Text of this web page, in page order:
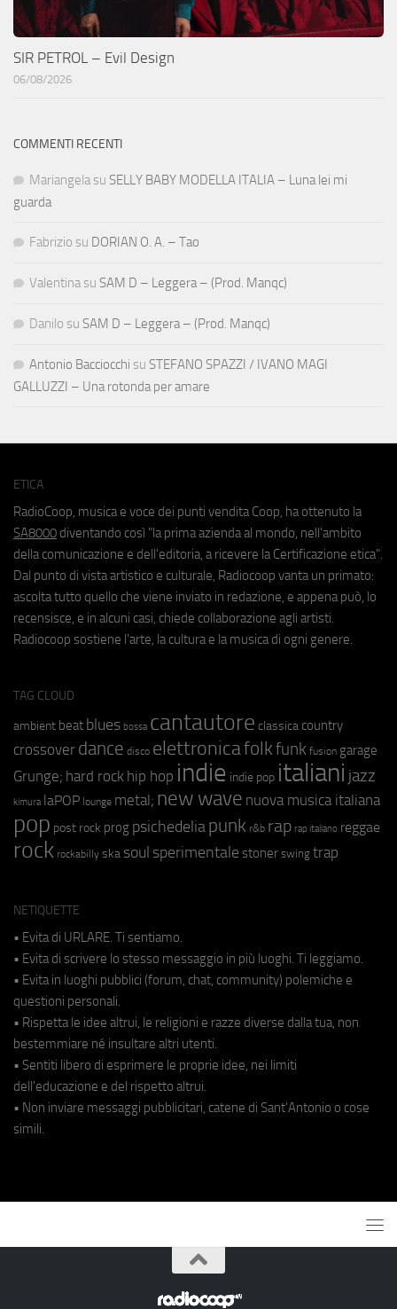
SIR PETROL – Evil Design
06/08/2026
COMMENTI RECENTI
Mariangela su SELLY BABY MODELLA ITALIA – Luna lei mi
guarda
Fabrizio su DORIAN O. A. – Tao
Valentina su SAM D – Leggera – (Prod. Manqc)
Danilo su SAM D – Leggera – (Prod. Manqc)
Antonio Bacciocchi su STEFANO SPAZZI / IVANO MAGI
GALLUZZI – Una rotonda per amare
ETICA
RadioCoop, musica e voce dei punti vendita Coop, ha ottenuto la
SA8000 diventando così "la prima azienda al mondo, nell'ambito
della comunicazione e dell'editoria, a ricevere la Certificazione etica".
Dal punto di vista artistico e culturale, Radiocoop vanta un primato:
ascolta tutto quello che viene inviato in redazione, e appena può, lo
recensisce, e in alcuni casi, chiede collaborazione agli artisti.
Radiocoop sostiene l'arte, la cultura e la musica di ogni genere.
TAG CLOUD
ambient beat blues bossa cantautore classica country
crossover dance disco elettronicafolkfunk fusion garage
Grunge; hard rock hip hop indie indie pop italiani jazz
kimura laPOP lounge metal; new wave nuova musica italiana
pop post rock prog psichedeliapunk r&b rap rap italiano reggae
rock rockabilly ska soul sperimentale stoner swing trap
NETIQUETTE
• Evita di URLARE. Ti sentiamo.
• Evita di scrivere lo stesso messaggio in più luoghi. Ti leggiamo.
• Evita in luoghi pubblici (forum, chat, community) polemiche e
questioni personali.
• Rispetta le idee altrui, le religioni e razze diverse dalla tua, non
bestemmiare né insultare altri utenti.
• Sentiti libero di esprimere le proprie idee, nei limiti
dell'educazione e del rispetto altrui.
• Non inviare messaggi pubblicitari, catene di Sant'Antonio o cose
simili.